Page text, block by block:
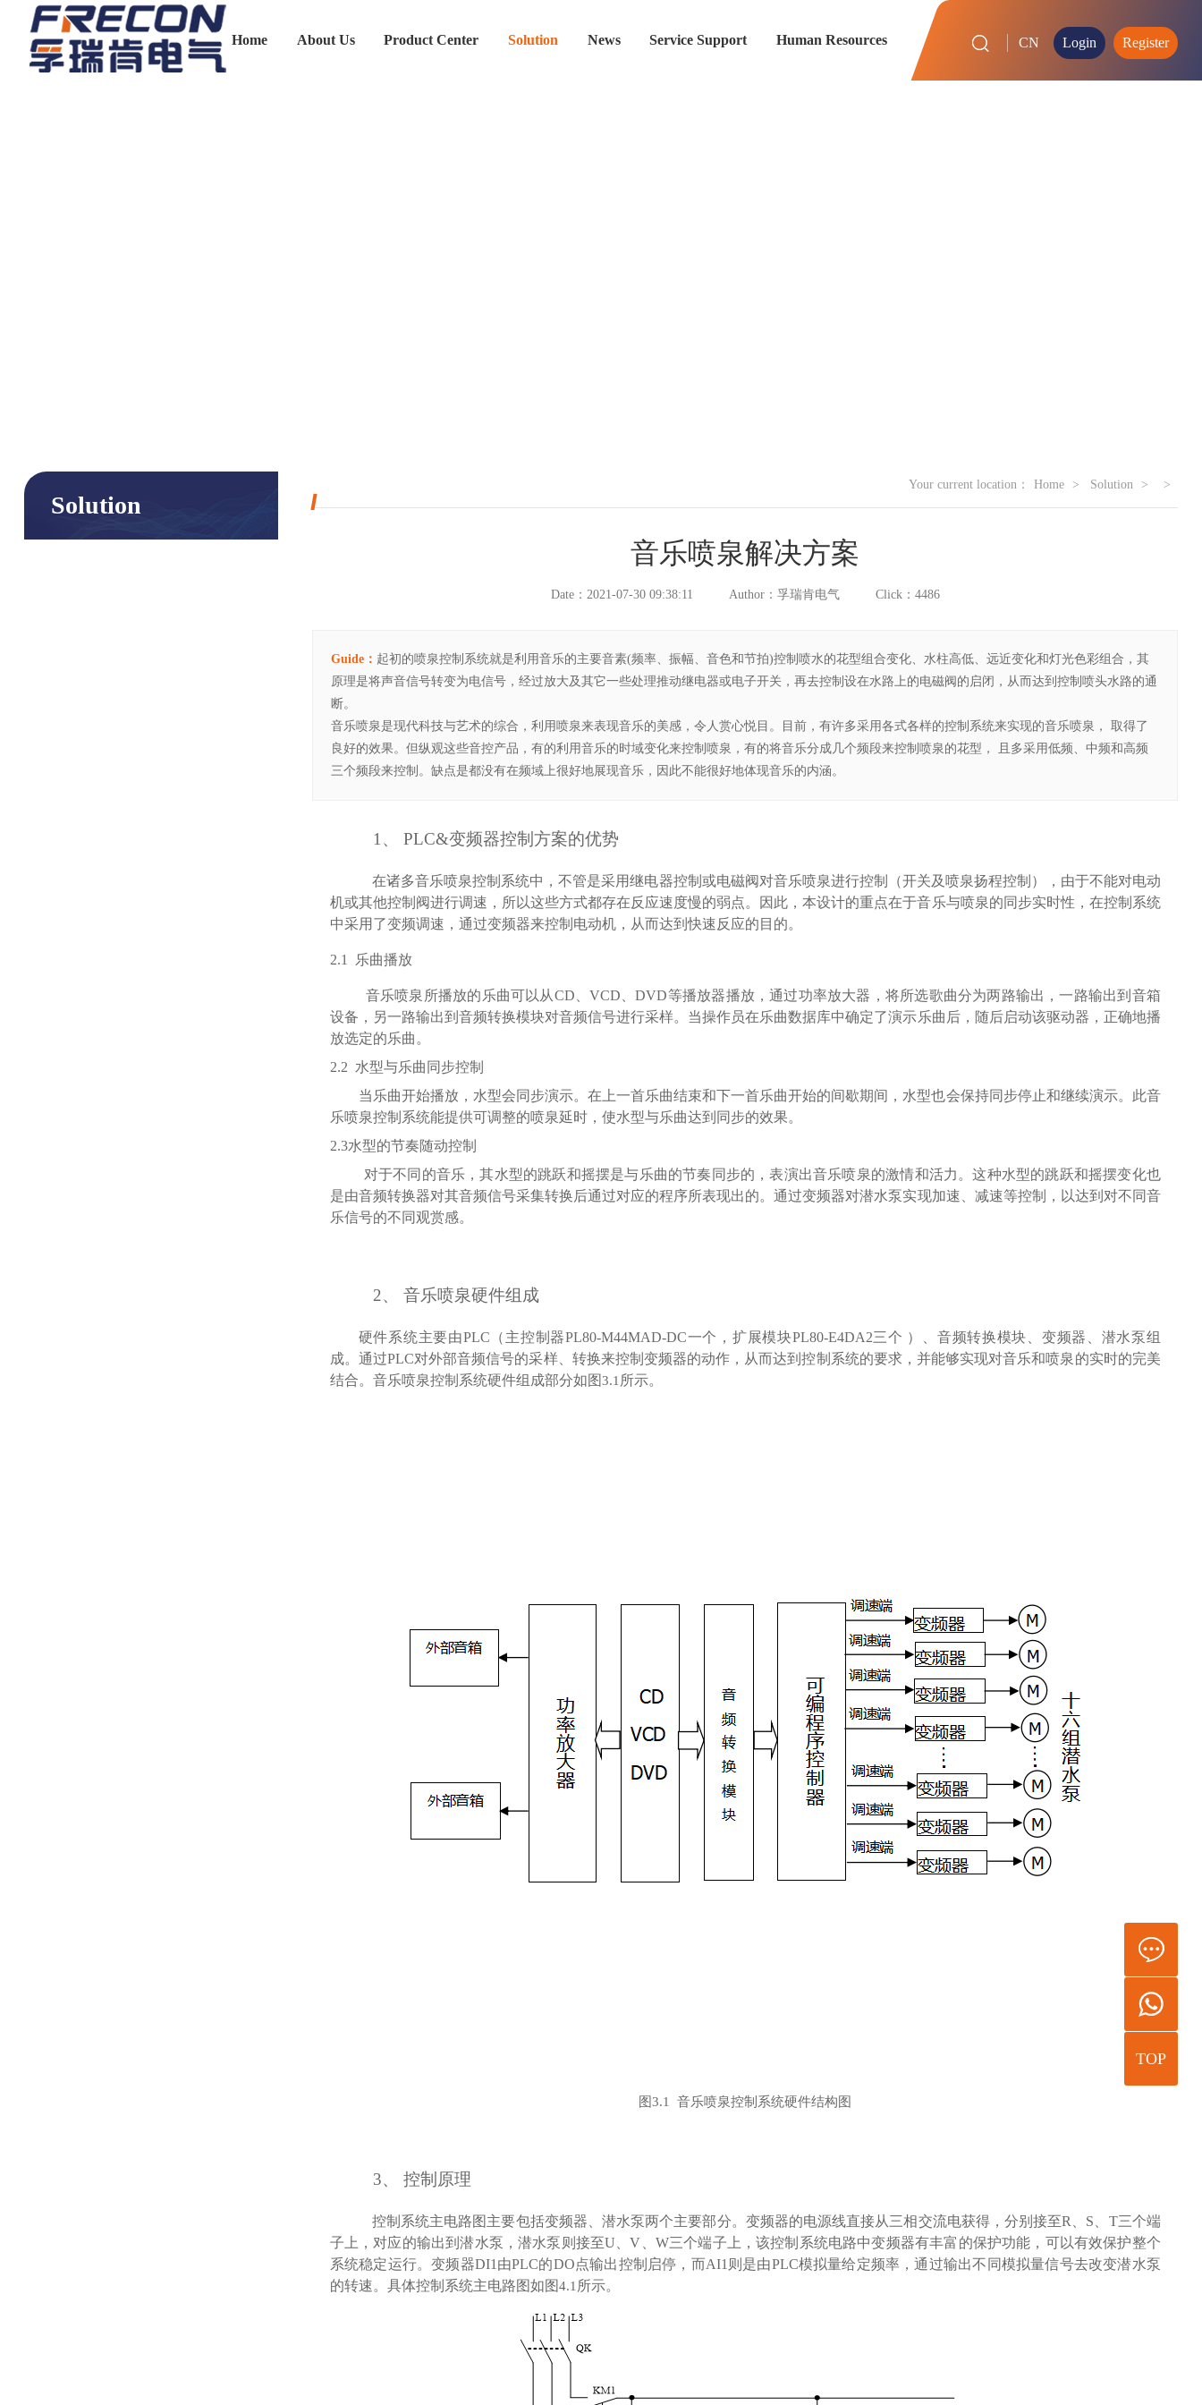
Home About Us Product Center Solution News Service Support Human Resources CN Login Register
Solution
Your current location： Home Solution
音乐喷泉解决方案
Date：2021-07-30 09:38:11 Author：孚瑞肯电气 Click：4486
Guide： 起初的喷泉控制系统就是利用音乐的主要音素(频率、振幅、音色和节拍)控制喷水的花型组合变化、水柱高低、远近变化和灯光色彩组合，其
原理是将声音信号转变为电信号，经过放大及其它一些处理推动继电器或电子开关，再去控制设在水路上的电磁阀的启闭，从而达到控制喷头水路的通
断。
音乐喷泉是现代科技与艺术的综合，利用喷泉来表现音乐的美感，令人赏心悦目。目前，有许多采用各式各样的控制系统来实现的音乐喷泉， 取得了
良好的效果。但纵观这些音控产品，有的利用音乐的时域变化来控制喷泉，有的将音乐分成几个频段来控制喷泉的花型， 且多采用低频、中频和高频
三个频段来控制。缺点是都没有在频域上很好地展现音乐，因此不能很好地体现音乐的内涵。
1、 PLC&变频器控制方案的优势
在诸多音乐喷泉控制系统中，不管是采用继电器控制或电磁阀对音乐喷泉进行控制（开关及喷泉扬程控制），由于不能对电动
机或其他控制阀进行调速，所以这些方式都存在反应速度慢的弱点。因此，本设计的重点在于音乐与喷泉的同步实时性，在控制系统
中采用了变频调速，通过变频器来控制电动机，从而达到快速反应的目的。
2.1 乐曲播放
音乐喷泉所播放的乐曲可以从CD 、VCD 、DVD等播放器播放，通过功率放大器，将所选歌曲分为两路输出，一路输出到音箱
设备，另一路输出到 音频转换模块对音频信号进行采样。当操作员在乐曲数据库中确定了演示乐曲后，随后启动该驱动器，正确地播
放选定的乐曲。
2.2 水型与乐曲同步控制
当乐曲开始播放，水型会同步演示。在上一首乐曲结束和下一首乐曲开始的间歇期间，水型也会保持同步停止和继续演示。 此音
乐喷泉控制系统能提供可调整的喷泉延时，使水型与乐曲达到同步的效果。
2.3水型的节奏随动控制
对于不同的音乐，其水型的跳跃和摇摆是与乐曲的节奏同步的，表演出音乐喷泉的激情和活力。这种水型的跳跃和摇摆变化也
是由音频转换器对其音频信号采集转换后通过对应的程序所表现出的。通过变频器对潜水泵实现加速、减速等控制，以达到对不同音
乐信号的不同观赏感。
2、 音乐喷泉硬件组成
硬件系统主要由PLC （ 主控制器PL80-M44MAD-DC一个，扩展模块PL80-E4DA2三个 ） 音频转换模块 变频器、潜水泵组
成。 通过PLC对外部音频信号的采样、转换来控制变频器的动作，从而达到控制系统的要求，并能够实现对音乐和喷泉的实时的完美
结合。 音乐喷泉控制系统硬件组成部分如图3.1 所示。
图3.1音乐喷泉控制系统硬件结构图
3、 控制原理
控制系统主电路图主要包括变频器、潜水泵两个主要部分。变频器的电源线直接从三相交流电获得，分别接至R S T三个端
子上，对应的输出到潜水泵，潜水泵则接至U 、V W三个端子上，该控制系统电路中变频器有丰富的保护功能，可以有效保护整个
系统稳定运行。变频器DI1 由PLC的DO点输出控制启停，而AI1 则是由PLC模拟量给定频率，通过输出不同模拟量信号去改变潜水泵
的转速。具体控制系统主电路图如图4.1 所示。
TOP